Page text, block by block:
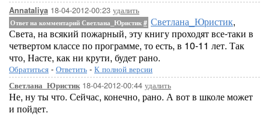
Annataliya 18-04-2012-00:23 удалить
Ответ на комментарий Светлана_Юристик # Светлана_Юристик,
Света, на всякий пожарный, эту книгу проходят все-таки в
четвертом классе по программе, то есть, в 10-11 лет. Так
что, Насте, как ни крути, будет рано.
Обратиться - Ответить - К полной версии
Светлана_Юристик18-04-2012-00:44 удалить
Не, ну ты что. Сейчас, конечно, рано. А вот в школе может
и пойдет.